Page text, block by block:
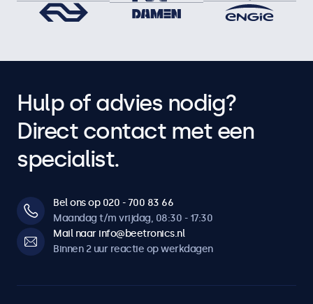
Hulp of advies nodig?
Direct contact met een
specialist.
Bel ons op 020 - 700 83 66
Maandag t/m vrijdag, 08:30 - 17:30
Mail naar info@beetronics.nl
Binnen 2 uur reactie op werkdagen